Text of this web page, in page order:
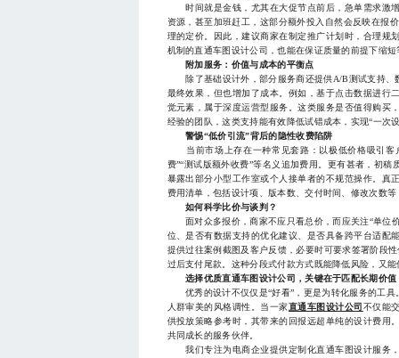
时间就是金钱，尤其在大促节点前后，急单需求激
资源，甚至加班赶工，这部分额外投入自然会反映在报
理的定价。因此，建议商家在制定推广计划时，合理规
机制的直通车图设计公司，也能在保证质量的前提下缩短
附加服务：价值与成本的平衡点
除了基础设计外，部分服务商还提供A/B测试支持、
最终效果，但也增加了成本。例如，基于点击数据进行
觉元素，属于深度运营型服务。这类服务是否值得购买
经验的团队，这类支持能有效降低试错成本，实现“一次
警惕“低价引流”背后的隐性收费陷阱
当前市场上存在一种常见套路：以极低价格吸引客
费”“测试版额外收费”等名义追加费用。更有甚者，初
暴露出部分小型工作室或个人接单者的不规范操作。真
费用清单，包括设计项、版本数、交付时间、修改次数
如何科学比价与谈判？
面对众多报价，商家不应只看总价，而应关注“单位
位、是否有数据支持的优化建议、是否具备跨平台适配
提供过往案例截图及客户反馈，必要时可要求签署阶段
过后支付尾款。这种分段式付款方式既能降低风险，又
选择优质直通车图设计公司，关键在于匹配长期价值
优秀的设计不仅仅是“好看”，更是为转化服务的工具
人群审美的风格调性。当一家直通车图设计公司 不仅能
供投放策略参考时，其带来的回报远超单纯的设计费用
共同成长的服务伙伴。
我们专注为电商企业提供定制化直通车图设计服务